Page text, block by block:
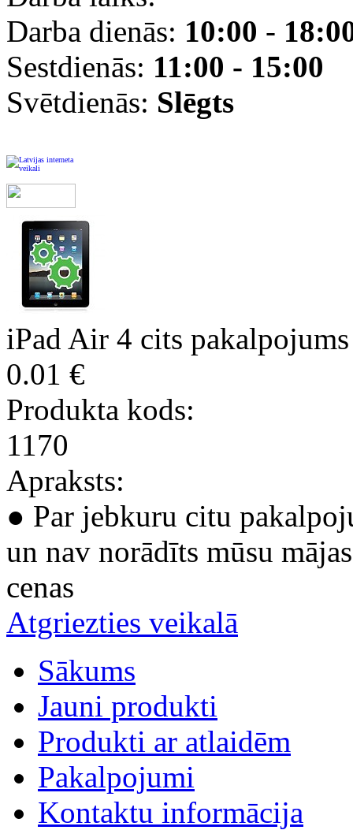
Darba dienās: 10:00 -
Sestdienās: 11:00 - 15:00
Svētdienās: Slēgts
iPad Air 4 cits pakalpojums
0.01 €
Produkta kods:
1170
Apraksts:
● Par jebkuru citu
un nav norādīts mūsu
cenas
Atgriezties veikalā
Sākums
Jauni produkti
Produkti ar atlaidēm
Pakalpojumi
Kontaktu informācija